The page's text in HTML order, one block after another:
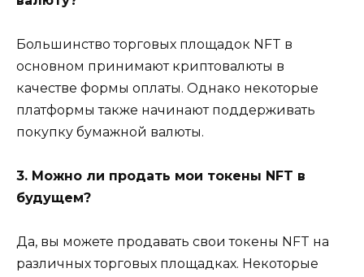
Большинство торговых площадок NFT в
основном принимают криптовалюты в
качестве формы оплаты. Однако некоторые
платформы также начинают поддерживать
покупку бумажной валюты.
3. Можно ли продать мои токены NFT в
будущем?
Да, вы можете продавать свои токены NFT на
различных торговых площадках. Некоторые